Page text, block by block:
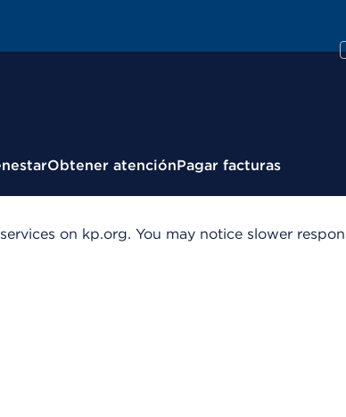
Obtener atenciónPagar facturas
on kp.org. You may notice slower